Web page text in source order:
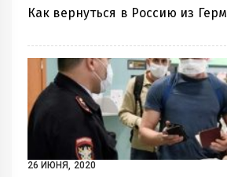
Как вернуться в Россию из
26 ИЮНЯ, 2020